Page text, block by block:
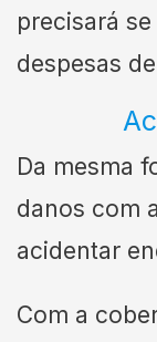
precisará
despesas
Da mesma
danos com
acidentar
Com a